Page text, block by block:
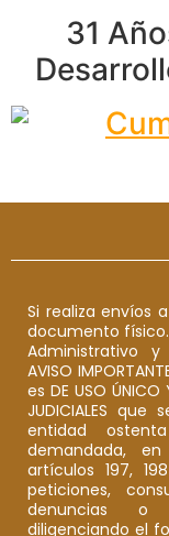
31
Si realiza envíos
documento
Administrativo
AVISO
es DE USO ÚNICO
JUDICIALES
entidad
demandada,
artículos 197,
peticiones,
denuncias o
diligenciando el